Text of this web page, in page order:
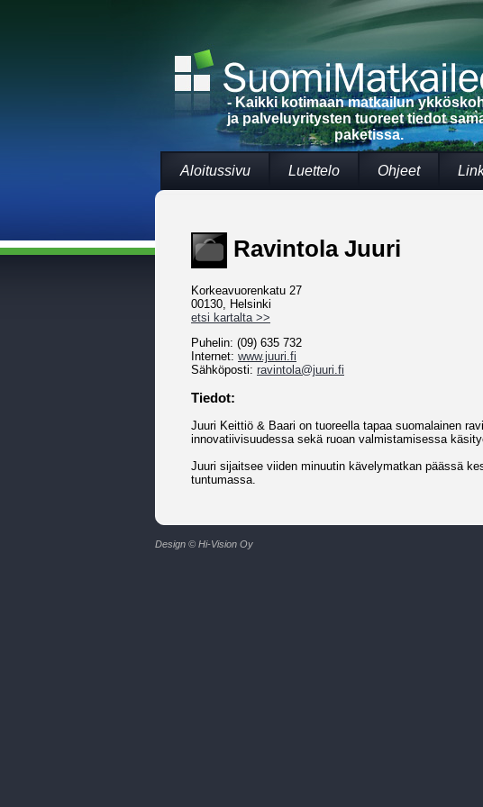
- Kaikki kotimaan matkailun
ja palveluyritysten tuoreet tiedot
paketissa.
Aloitussivu Luettelo Ohjeet
Ravintola Juuri
Korkeavuorenkatu 27
00130, Helsinki
etsi kartalta >>
Puhelin: (09) 635 732
Internet: www.juuri.fi
Sähköposti: ravintola@juuri.fi
Tiedot:
Juuri Keittiö & Baari on tuoreella tapaa suomalainen
innovatiivisuudessa sekä ruoan valmistamisessa
Juuri sijaitsee viiden minuutin kävelymatkan päässä
tuntumassa.
Design © Hi-Vision Oy